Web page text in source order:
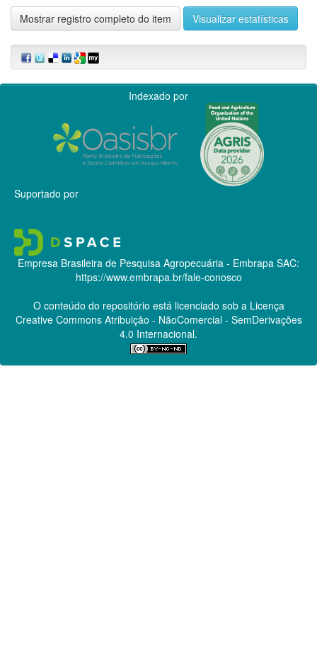
Mostrar registro completo do item Visualizar estatísticas
Indexado por
Suportado por
Empresa Brasileira de Pesquisa Agropecuária - Embrapa SAC:
https://www.embrapa.br/fale-conosco
O conteúdo do repositório está licenciado sob a Licença
Creative CommonsAtribuição - NãoComercial - SemDerivações
4.0 Internacional.